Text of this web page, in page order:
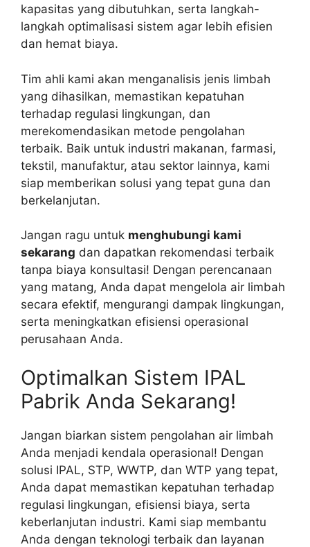
kapasitas yang dibutuhkan, serta langkah-
langkah optimalisasi sistem agar lebih efisien
dan hemat biaya.
Tim ahli kami akan menganalisis jenis limbah
yang dihasilkan, memastikan kepatuhan
terhadap regulasi lingkungan, dan
merekomendasikan metode pengolahan
terbaik. Baik untuk industri makanan, farmasi,
tekstil, manufaktur, atau sektor lainnya, kami
siap memberikan solusi yang tepat guna dan
berkelanjutan.
Jangan ragu untuk menghubungi kami
sekarang dan dapatkan rekomendasi terbaik
tanpa biaya konsultasi! Dengan perencanaan
yang matang, Anda dapat mengelola air limbah
secara efektif, mengurangi dampak lingkungan,
serta meningkatkan efisiensi operasional
perusahaan Anda.
Optimalkan Sistem IPAL
Pabrik Anda Sekarang!
Jangan biarkan sistem pengolahan air limbah
Anda menjadi kendala operasional! Dengan
solusi IPAL, STP, WWTP, dan WTP yang tepat,
Anda dapat memastikan kepatuhan terhadap
regulasi lingkungan, efisiensi biaya, serta
keberlanjutan industri. Kami siap membantu
Anda dengan teknologi terbaik dan layanan